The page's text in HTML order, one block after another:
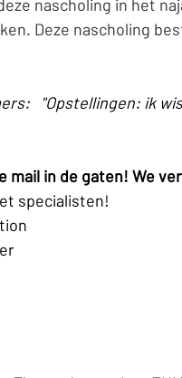
nascholing in het
Deze nascholing
mail in de gaten! We
specialisten!